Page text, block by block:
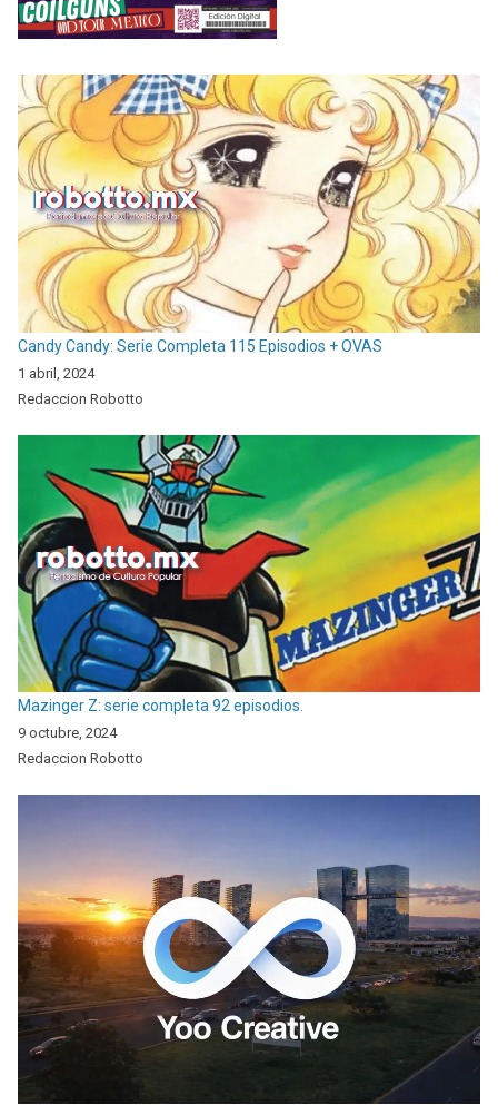
Candy Candy: Serie Completa 115 Episodios + OVAS
1 abril, 2024
Redaccion Robotto
Mazinger Z: serie completa 92 episodios.
9 octubre, 2024
Redaccion Robotto